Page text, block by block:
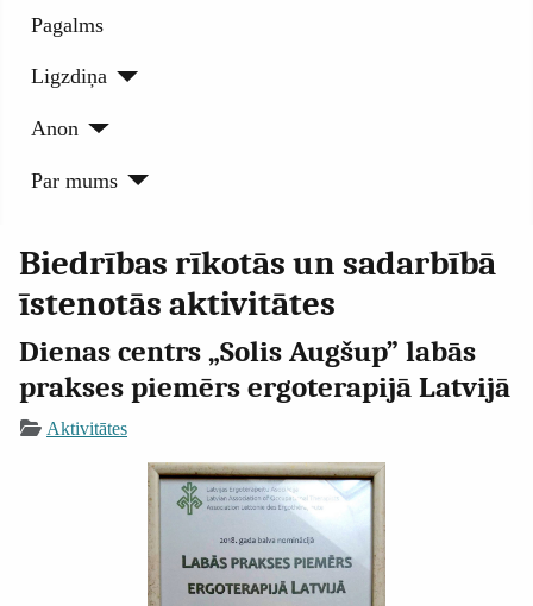
Pagalms
Ligzdiņa
Anon
Par mums
Biedrības rīkotās un sadarbībā
īstenotās aktivitātes
Dienas centrs „Solis Augšup” labās
prakses piemērs ergoterapijā Latvijā
Aktivitātes